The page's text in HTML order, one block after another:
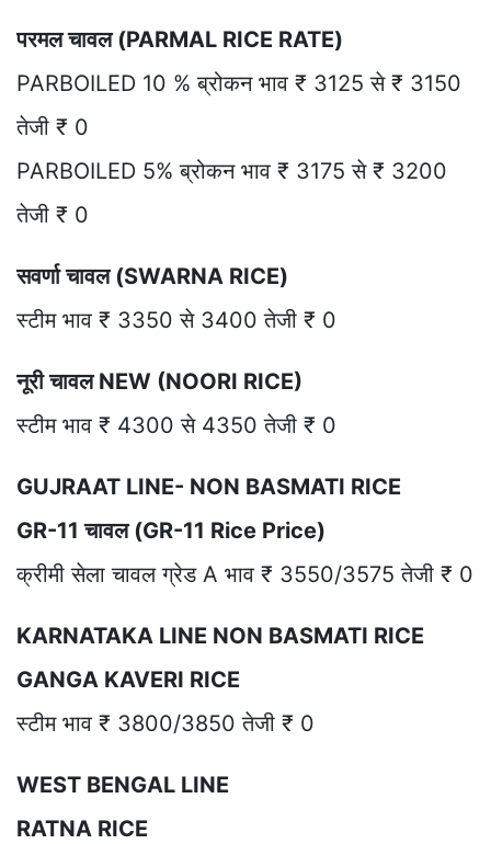
परमल चावल (PARMAL RICE RATE)
PARBOILED 10 % ब्रोकन भाव ₹ 3125 से ₹ 3150
तेजी ₹ 0
PARBOILED 5% ब्रोकन भाव ₹ 3175 से ₹ 3200
तेजी ₹ 0
सवर्णा चावल (SWARNA RICE)
स्टीम भाव ₹ 3350 से 3400 तेजी ₹ 0
नूरी चावल NEW (NOORI RICE)
स्टीम भाव ₹ 4300 से 4350 तेजी ₹ 0
GUJRAAT LINE- NON BASMATI RICE
GR-11 चावल (GR-11 Rice Price)
क्रीमी सेला चावल ग्रेड A भाव ₹ 3550/3575 तेजी ₹ 0
KARNATAKA LINE NON BASMATI RICE
GANGA KAVERI RICE
स्टीम भाव ₹ 3800/3850 तेजी ₹ 0
WEST BENGAL LINE
RATNA RICE